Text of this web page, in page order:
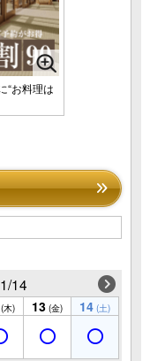
“お料理は
14
(木) 13 (金) 14 (土)